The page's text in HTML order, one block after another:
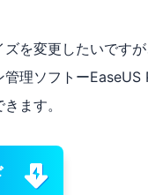
を変更したいです
管理ソフトー
ます。